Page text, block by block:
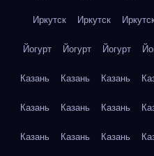
Иркутск Иркутск
Йогурт Йогурт Йогурт
Казань Казань Казань
Казань Казань Казань
Казань Казань Казань